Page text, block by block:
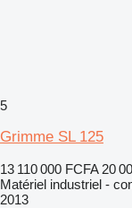
5
Grimme SL 125
13 110 000 FCFA 20
Matériel industriel -
2013